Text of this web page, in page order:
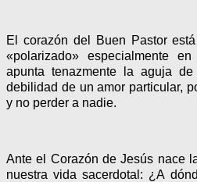
El corazón del Buen Pastor
«polarizado» especialmente
apunta tenazmente la aguja
debilidad de un amor particular,
y no perder a nadie.
Ante el Corazón de Jesús nace
nuestra vida sacerdotal: ¿A